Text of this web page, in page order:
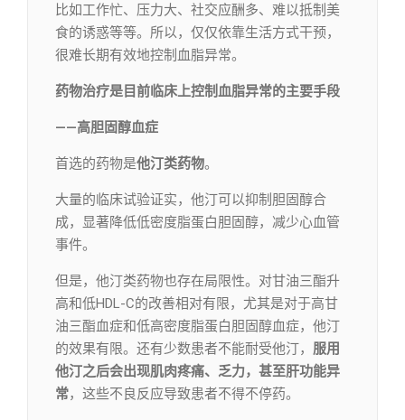
比如工作忙、压力大、社交应酬多、难以抵制美
食的诱惑等等。所以，仅仅依靠生活方式干预，
很难长期有效地控制血脂异常。
药物治疗是目前临床上控制血脂异常的主要手段
——高胆固醇血症
首选的药物是他汀类药物。
大量的临床试验证实，他汀可以抑制胆固醇合
成，显著降低低密度脂蛋白胆固醇，减少心血管
事件。
但是，他汀类药物也存在局限性。对甘油三酯升
高和低HDL-C的改善相对有限，尤其是对于高甘
油三酯血症和低高密度脂蛋白胆固醇血症，他汀
的效果有限。还有少数患者不能耐受他汀， 服用
他汀之后会出现肌肉疼痛、乏力，甚至肝功能异
常，这些不良反应导致患者不得不停药。